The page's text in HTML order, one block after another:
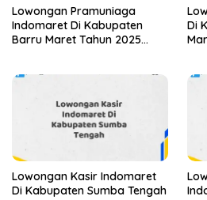
Lowongan Pramuniaga
Indomaret Di Kabupaten
Barru Maret Tahun 2025
Di
Lowongan Kasir Indomaret
Di Kabupaten Sumba Tengah